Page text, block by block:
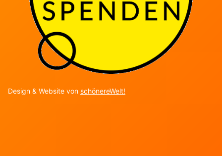
Design & Website vonschönereWelt!